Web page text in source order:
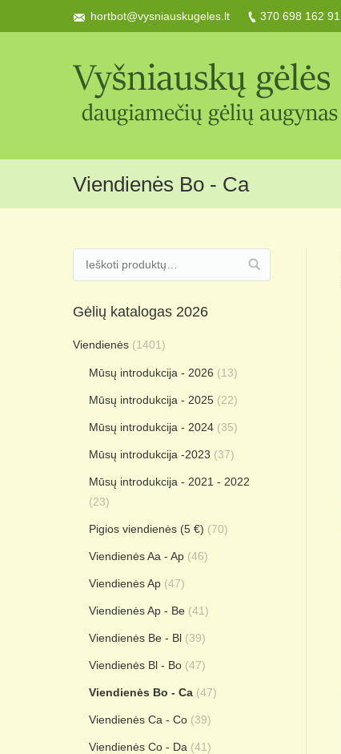
hortbot@vysniauskugeles.lt 370 698 162 91
Viendienės Bo - Ca
Gėlių katalogas 2026
Viendienės (1401)
Mūsų introdukcija - 2026 (13)
Mūsų introdukcija - 2025 (22)
Mūsų introdukcija - 2024 (35)
Mūsų introdukcija -2023 (37)
Mūsų introdukcija - 2021 - 2022
(23)
Pigios viendienės (5 €) (70)
Viendienės Aa - Ap (46)
Viendienės Ap (47)
Viendienės Ap - Be (41)
Viendienės Be - Bl (39)
Viendienės Bl - Bo (47)
Viendienės Bo - Ca (47)
Viendienės Ca - Co (39)
Viendienės Co - Da (41)